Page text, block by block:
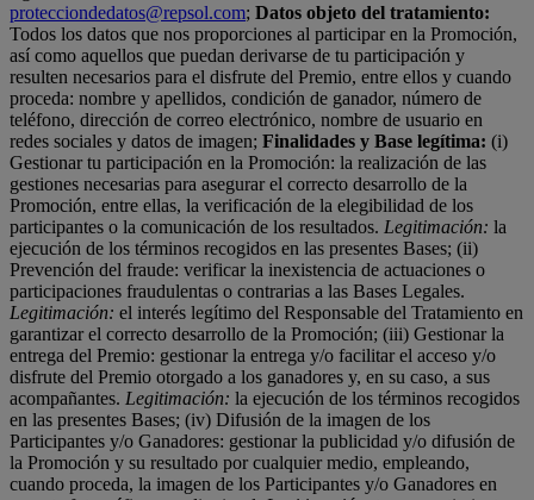
protecciondedatos@repsol.com; Datos objeto del tratamiento:
Todos los datos que nos proporciones al participar en la Promoción,
así como aquellos que puedan derivarse de tu participación y
resulten necesarios para el disfrute del Premio, entre ellos y cuando
proceda: nombre y apellidos, condición de ganador, número de
teléfono, dirección de correo electrónico, nombre de usuario en
redes sociales y datos de imagen; Finalidades y Base legítima: (i)
Gestionar tu participación en la Promoción: la realización de las
gestiones necesarias para asegurar el correcto desarrollo de la
Promoción, entre ellas, la verificación de la elegibilidad de los
participantes o la comunicación de los resultados. Legitimación: la
ejecución de los términos recogidos en las presentes Bases; (ii)
Prevención del fraude: verificar la inexistencia de actuaciones o
participaciones fraudulentas o contrarias a las Bases Legales.
Legitimación: el interés legítimo del Responsable del Tratamiento en
garantizar el correcto desarrollo de la Promoción; (iii) Gestionar la
entrega del Premio: gestionar la entrega y/o facilitar el acceso y/o
disfrute del Premio otorgado a los ganadores y, en su caso, a sus
acompañantes. Legitimación: la ejecución de los términos recogidos
en las presentes Bases; (iv) Difusión de la imagen de los
Participantes y/o Ganadores: gestionar la publicidad y/o difusión de
la Promoción y su resultado por cualquier medio, empleando,
cuando proceda, la imagen de los Participantes y/o Ganadores en